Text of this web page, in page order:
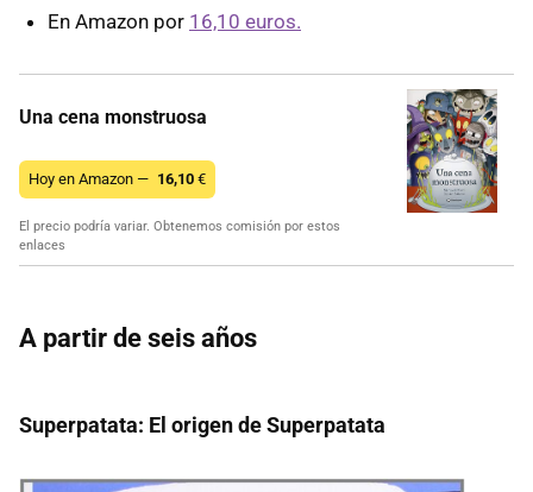
En Amazon por 16,10 euros.
Una cena monstruosa
Hoy en Amazon — 16,10 €
El precio podría variar. Obtenemos comisión por estos
enlaces
A partir de seis años
Superpatata: El origen de Superpatata